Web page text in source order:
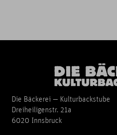
Die Bäckerei — Kulturbackstube
Dreiheiligenstr. 21a
6020 Innsbruck